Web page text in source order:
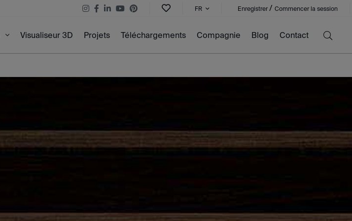
FR Enregistrer / Commencer la session
Visualiseur 3D Projets Téléchargements Compagnie Blog Contact